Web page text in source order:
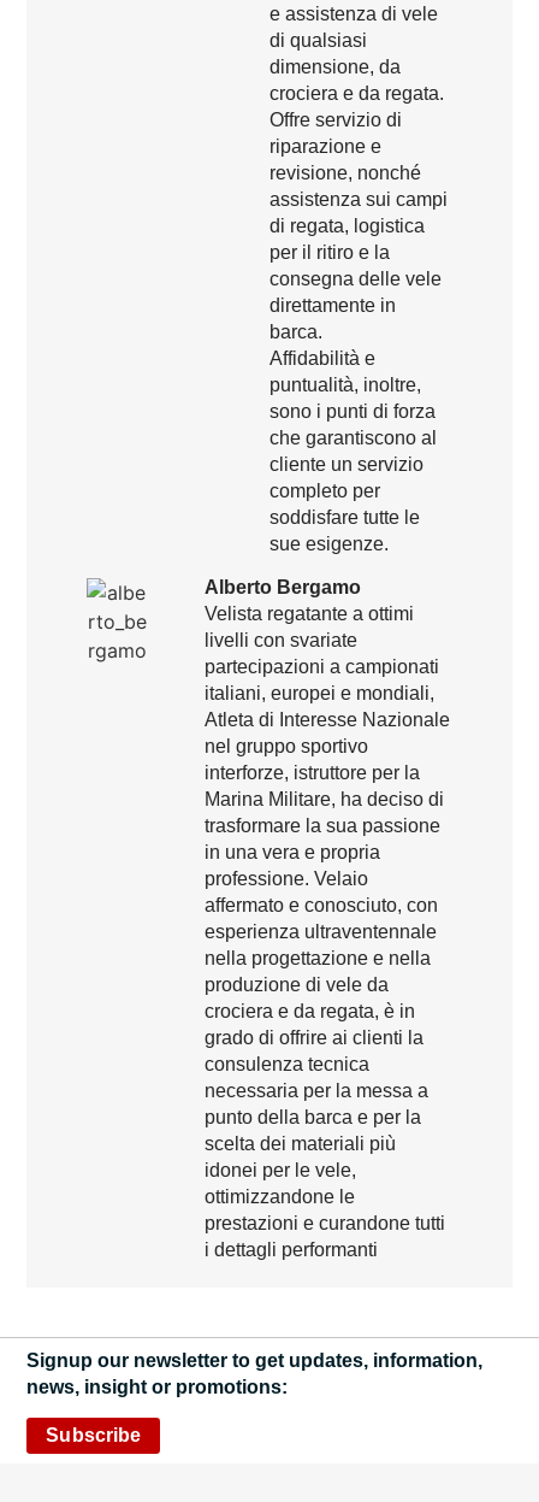
e assistenza di vele
di qualsiasi
dimensione, da
crociera e da regata.
Offre servizio di
riparazione e
revisione, nonché
assistenza sui campi
di regata, logistica
per il ritiro e la
consegna delle vele
direttamente in
barca.
Affidabilità e
puntualità, inoltre,
sono i punti di forza
che garantiscono al
cliente un servizio
completo per
soddisfare tutte le
sue esigenze.
Alberto Bergamo
Velista regatante a ottimi
livelli con svariate
partecipazioni a campionati
italiani, europei e mondiali,
Atleta di Interesse Nazionale
nel gruppo sportivo
interforze, istruttore per la
Marina Militare, ha deciso di
trasformare la sua passione
in una vera e propria
professione. Velaio
affermato e conosciuto, con
esperienza ultraventennale
nella progettazione e nella
produzione di vele da
crociera e da regata, è in
grado di offrire ai clienti la
consulenza tecnica
necessaria per la messa a
punto della barca e per la
scelta dei materiali più
idonei per le vele,
ottimizzandone le
prestazioni e curandone tutti
i dettagli performanti
Signup our newsletter to get updates, information,
news, insight or promotions:
Subscribe